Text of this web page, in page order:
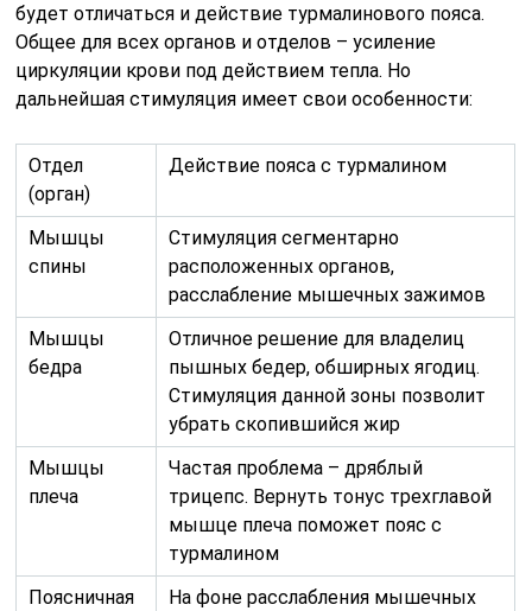
будет отличаться и действие турмалинового пояса.
Общее для всех органов и отделов – усиление
циркуляции крови под действием тепла. Но
дальнейшая стимуляция имеет свои особенности:
Отдел
(орган)
Действие пояса с турмалином
Мышцы
спины
Стимуляция сегментарно
расположенных органов,
расслабление мышечных зажимов
Мышцы
бедра
Отличное решение для владелиц
пышных бедер, обширных ягодиц.
Стимуляция данной зоны позволит
убрать скопившийся жир
Мышцы
плеча
Частая проблема – дряблый
трицепс. Вернуть тонус трехглавой
мышце плеча поможет пояс с
турмалином
Поясничная
На фоне расслабления мышечных